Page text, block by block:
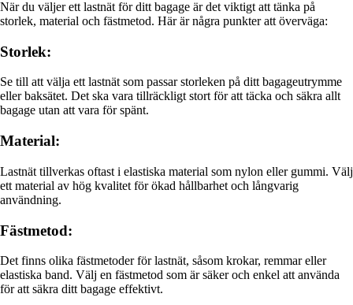
När du väljer ett lastnät för ditt bagage är det viktigt att tänka på
storlek, material och fästmetod. Här är några punkter att överväga:
Storlek:
Se till att välja ett lastnät som passar storleken på ditt bagageutrymme
eller baksätet. Det ska vara tillräckligt stort för att täcka och säkra allt
bagage utan att vara för spänt.
Material:
Lastnät tillverkas oftast i elastiska material som nylon eller gummi. Välj
ett material av hög kvalitet för ökad hållbarhet och långvarig
användning.
Fästmetod:
Det finns olika fästmetoder för lastnät, såsom krokar, remmar eller
elastiska band. Välj en fästmetod som är säker och enkel att använda
för att säkra ditt bagage effektivt.